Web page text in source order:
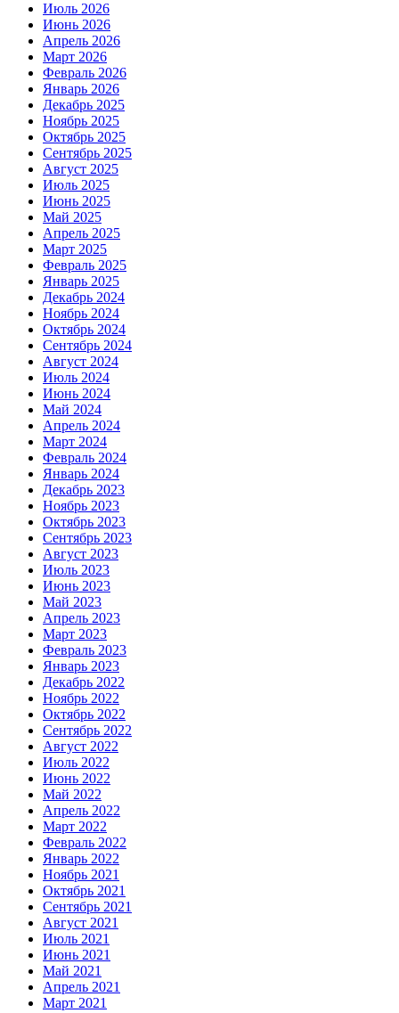
Июль 2026
Июнь 2026
Апрель 2026
Март 2026
Февраль 2026
Январь 2026
Декабрь 2025
Ноябрь 2025
Октябрь 2025
Сентябрь 2025
Август 2025
Июль 2025
Июнь 2025
Май 2025
Апрель 2025
Март 2025
Февраль 2025
Январь 2025
Декабрь 2024
Ноябрь 2024
Октябрь 2024
Сентябрь 2024
Август 2024
Июль 2024
Июнь 2024
Май 2024
Апрель 2024
Март 2024
Февраль 2024
Январь 2024
Декабрь 2023
Ноябрь 2023
Октябрь 2023
Сентябрь 2023
Август 2023
Июль 2023
Июнь 2023
Май 2023
Апрель 2023
Март 2023
Февраль 2023
Январь 2023
Декабрь 2022
Ноябрь 2022
Октябрь 2022
Сентябрь 2022
Август 2022
Июль 2022
Июнь 2022
Май 2022
Апрель 2022
Март 2022
Февраль 2022
Январь 2022
Ноябрь 2021
Октябрь 2021
Сентябрь 2021
Август 2021
Июль 2021
Июнь 2021
Май 2021
Апрель 2021
Март 2021